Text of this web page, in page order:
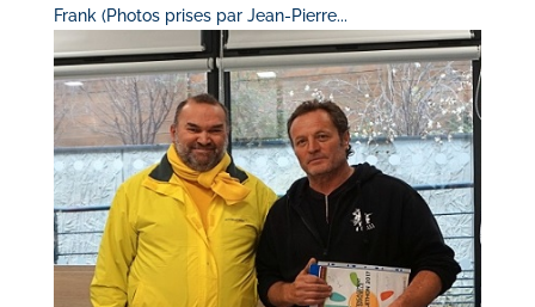
Frank (Photos prises par Jean-Pierre...